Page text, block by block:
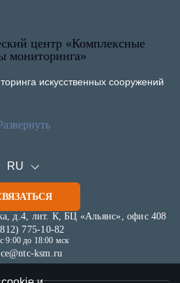
искусственных сооружений
Новости
Статьи
Оборудование
Услуги
RU
д.4, лит. К, БЦ «Альянс», офис 408
775-10-82
9:00 до 18:00 мск
ksm.ru